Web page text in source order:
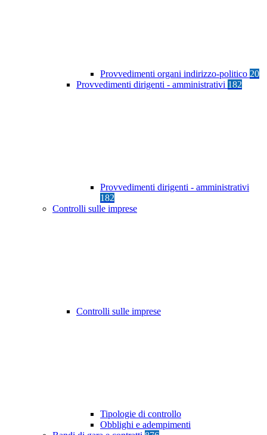
Provvedimenti organi indirizzo-politico 20
Provvedimenti dirigenti - amministrativi 182
Provvedimenti dirigenti - amministrativi
182
Controlli sulle imprese
Controlli sulle imprese
Tipologie di controllo
Obblighi e adempimenti